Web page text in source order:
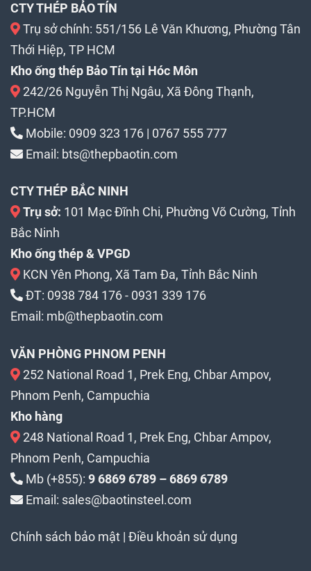
CTY THÉP BẢO TÍN
Trụ sở chính: 551/156 Lê Văn Khương, Phường Tân
Thới Hiệp, TP HCM
Kho ống thép Bảo Tín tại Hóc Môn
242/26 Nguyễn Thị Ngâu, Xã Đông Thạnh,
TP.HCM
Mobile: 0909 323 176 | 0767 555 777
Email: bts@thepbaotin.com
CTY THÉP BẮC NINH
Trụ sở: 101 Mạc Đĩnh Chi, Phường Võ Cường, Tỉnh
Bắc Ninh
Kho ống thép & VPGD
KCN Yên Phong, Xã Tam Đa, Tỉnh Bắc Ninh
ĐT: 0938 784 176- 0931 339 176
Email: mb@thepbaotin.com
VĂN PHÒNG PHNOM PENH
252 National Road 1, Prek Eng, Chbar Ampov,
Phnom Penh, Campuchia
Kho hàng
248 National Road 1, Prek Eng, Chbar Ampov,
Phnom Penh, Campuchia
Mb (+855): 9 6869 6789 – 6869 6789
Email: sales@baotinsteel.com
Chính sách bảo mật | Điều khoản sử dụng